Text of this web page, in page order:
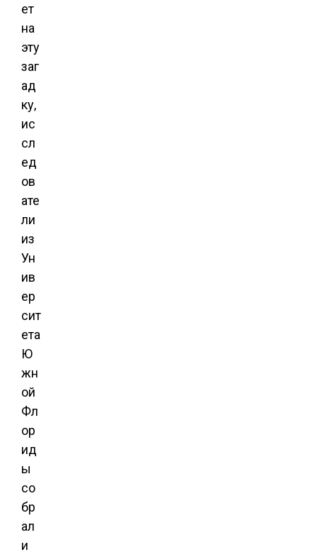
ет
на
эту
заг
ад
ку,
ис
сл
ед
ов
ате
ли
из
Ун
ив
ер
сит
ета
Ю
жн
ой
Фл
ор
ид
ы
со
бр
ал
и